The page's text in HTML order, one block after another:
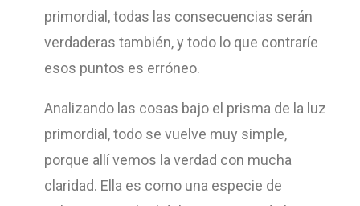
primordial, todas las consecuencias serán
verdaderas también, y todo lo que contraríe
esos puntos es erróneo.
Analizando las cosas bajo el prisma de la luz
primordial, todo se vuelve muy simple,
porque allí vemos la verdad con mucha
claridad. Ella es como una especie de